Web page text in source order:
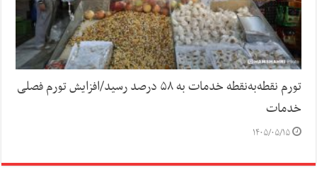
تورم نقطه‌به‌نقطه خدمات به ۵۸ درصد رسید/افزایش تورم فصلی
خدمات
۱۴۰۵/۰۵/۱۵